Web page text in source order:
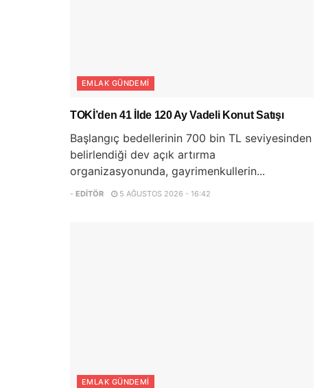
EMLAK GÜNDEMI
TOKİ’den 41 İlde 120 Ay Vadeli Konut Satışı
Başlangıç bedellerinin 700 bin TL seviyesinden
belirlendiği dev açık artırma
organizasyonunda, gayrimenkullerin...
- EDITÖR 5 AĞUSTOS 2026 - 16:42
EMLAK GÜNDEMI